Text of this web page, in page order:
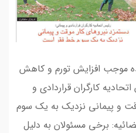
موجب افزایش تورم و کاهش
کارگران قراردادی و
و پیمانی نزدیک به یک سوم
برخی مسئولان به دلیل